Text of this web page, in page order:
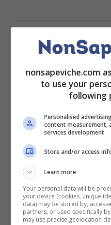
LEGGI ANCHE:Vino,
1693, ci riuscì e nacqua
destinato ad essere
importato in tutto il
dopo averlo inventato
Venite subito, sto
Secondo un’altra
Dom Pierre Pérignon fu
cera d’api all’interno
nonsapeviche.com
to use your
following
Personalised
content measurement,
services development
Store and/or access
Learn more
Your personal data will be
your device (cookies, unique
data) may be stored by,
partners, or used specifically
may use precise geolocation